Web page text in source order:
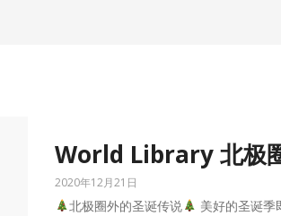
World Library 北极
2020年12月21日
北极圈外的圣诞传说
美好的圣诞季